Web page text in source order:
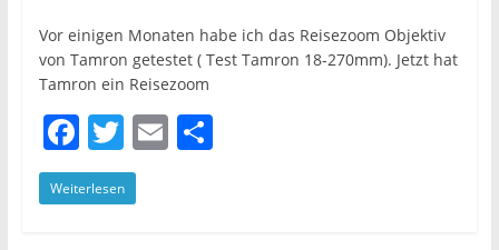
Vor einigen Monaten habe ich das Reisezoom Objektiv
von Tamron getestet ( Test Tamron 18-270mm). Jetzt hat
Tamron ein Reisezoom
F
a
c
T
w
itt
E T
Weiterlesen